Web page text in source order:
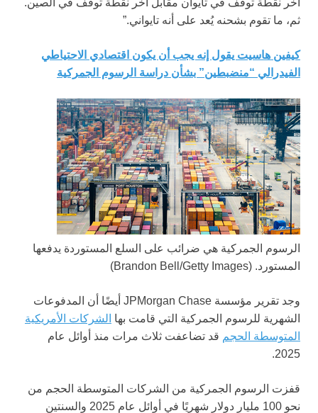
آخر نقطة توقف في تايوان مقابل آخر نقطة توقف في الصين.
ثم، ما تقوم بشحنه يُعد على أنه تايواني.”
كيفين هاسيت يقول إنه يجب أن يكون اقتصادي الاحتياطي
الفيدرالي “منضبطين” بشأن دراسة الرسوم الجمركية
الرسوم الجمركية هي ضرائب على السلع المستوردة يدفعها
المستورد. (Brandon Bell/Getty Images)
وجد تقرير مؤسسة JPMorgan Chase أيضًا أن المدفوعات
الشهرية للرسوم الجمركية التي قامت بها الشركات الأمريكية
المتوسطة الحجم قد تضاعفت ثلاث مرات منذ أوائل عام
2025.
قفزت الرسوم الجمركية من الشركات المتوسطة الحجم من
نحو 100 مليار دولار شهريًا في أوائل عام 2025 والسنتين